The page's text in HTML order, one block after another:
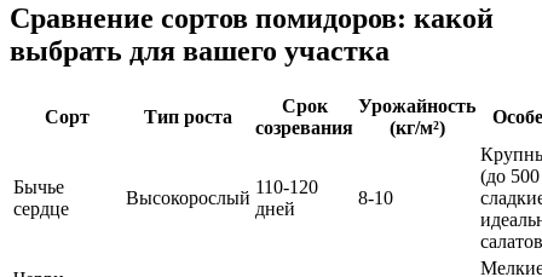
Сравнение сортов помидоров: какой
выбрать для вашего участка
Сорт Тип роста
Срок
созревания
Урожайность
(кг/м²)
Бычье
сердце
Высокорослый
110-120
дней
8-10
(до
салатов